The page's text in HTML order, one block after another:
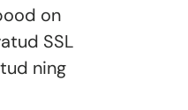
on
SSL
ning